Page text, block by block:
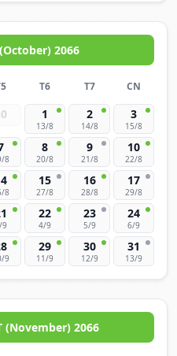
2066
T6 T7 CN
1
13/8
2
14/8
3
15/8
8
8
20/8
9
21/8
10
22/8
8
15
27/8
16
28/8
17
29/8
9
22
4/9
23
5/9
24
6/9
9
29
11/9
30
12/9
31
13/9
(November) 2066